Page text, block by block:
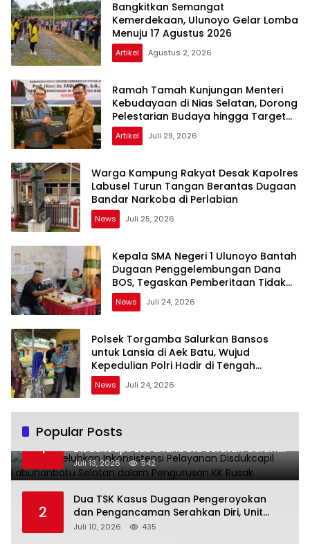
Bangkitkan Semangat
Kemerdekaan, Ulunoyo Gelar Lomba
Menuju 17 Agustus 2026
Artikel Agustus 2, 2026
Ramah Tamah Kunjungan Menteri
Kebudayaan di Nias Selatan, Dorong
Pelestarian Budaya hingga Target
UNESCO
Artikel Juli 29, 2026
Warga Kampung Rakyat Desak Kapolres
Labusel Turun Tangan Berantas Dugaan
Bandar Narkoba di Perlabian
News Juli 25, 2026
Kepala SMA Negeri 1 Ulunoyo Bantah
Dugaan Penggelembungan Dana
BOS, Tegaskan Pemberitaan Tidak
Benar
News Juli 24, 2026
Polsek Torgamba Salurkan Bansos
untuk Lansia di Aek Batu, Wujud
Kepedulian Polri Hadir di Tengah
Masyarakat
News Juli 24, 2026
Popular Posts
1
Warga Keluhkan Inkonsistensi Pelayanan
Disdukcapil Labuhanbatu Selatan dalam
Pengurusan KK Rusak
Juli 13, 2026 542
2
Dua TSK Kasus Dugaan Pengeroyokan
dan Pengancaman Serahkan Diri, Unit
Reskrim Polsek Lolowau Tuntaskan
Juli 10, 2026 435